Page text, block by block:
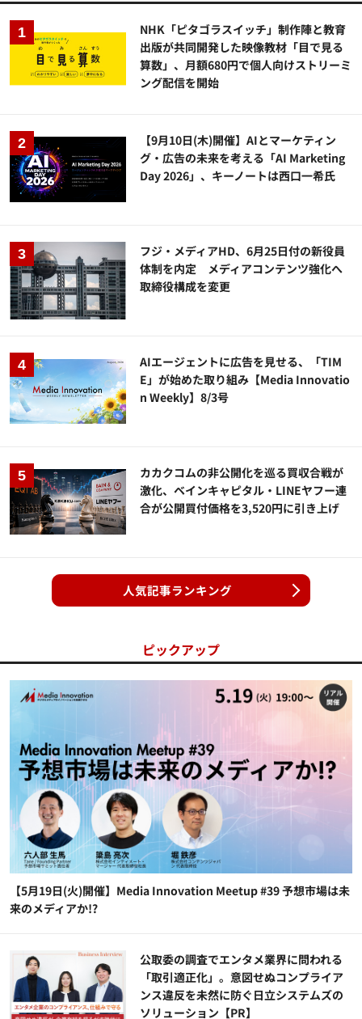
NHK「ピタゴラスイッチ」制作陣と教育
出版が共同開発した映像教材「目で見る
算数」、月額680円で個人向けストリーミ
ング配信を開始
【9月10日(木)開催】AIとマーケティン
グ・広告の未来を考える「AI Marketing
Day 2026」、キーノートは西口一希氏
フジ・メディアHD、6月25日付の新役員
体制を内定 メディアコンテンツ強化へ
取締役構成を変更
AIエージェントに広告を見せる、「TIM
E」が始めた取り組み【Media Innovatio
n Weekly】8/3号
カカクコムの非公開化を巡る買収合戦が
激化、ベインキャピタル・LINEヤフー連
合が公開買付価格を3,520円に引き上げ
人気記事ランキング
ピックアップ
【5月19日(火)開催】Media Innovation Meetup #39 予想市場は未
来のメディアか!?
公​​取委の調査でエンタメ業界に問われる
「取引適正化」。意図せぬコンプライア
ンス違反を未然に防ぐ日立システムズの
ソリューション​【PR】